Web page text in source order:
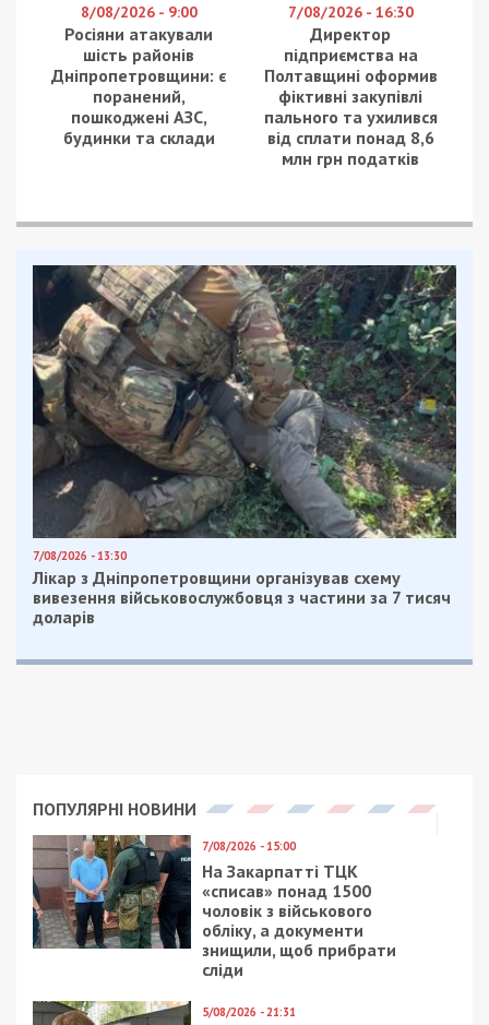
8/08/2026 - 9:00
Росіяни атакували
шість районів
Дніпропетровщини: є
поранений,
пошкоджені АЗС,
будинки та склади
7/08/2026 - 16:30
Директор
підприємства на
Полтавщині оформив
фіктивні закупівлі
пального та ухилився
від сплати понад 8,6
млн грн податків
7/08/2026 - 13:30
Лікар з Дніпропетровщини організував схему
вивезення військовослужбовця з частини за 7 тисяч
доларів
ПОПУЛЯРНІ НОВИНИ
7/08/2026 - 15:00
На Закарпатті ТЦК
«списав» понад 1500
чоловік з військового
обліку, а документи
знищили, щоб прибрати
сліди
5/08/2026 - 21:31